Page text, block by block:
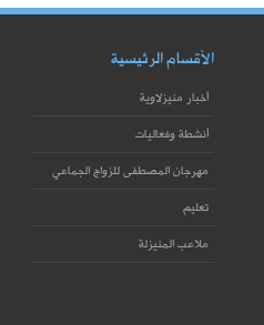
الأقسام الرئيسية
أخبار منيزلاوية
أنشطة وفعاليات
مهرجان المصطفى للزواج الجماعي
تعليم
ملاعب المنيزلة